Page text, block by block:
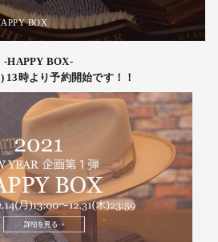
BOX
-HAPPY BOX-
13時より予約開始です！！